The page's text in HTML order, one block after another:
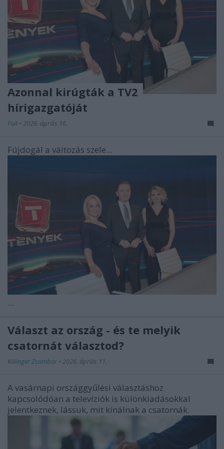
Azonnal kirúgták a TV2
hírigazgatóját
FoA • 2026. április 16.
Fújdogál a változás szele...
...
Választ az ország - és te melyik
csatornát választod?
Kólinger Zsombor • 2026. április 11.
A vasárnapi országgyűlési választáshoz
kapcsolódóan a televíziók is különkiadásokkal
jelentkeznek, lássuk, mit kínálnak a csatornák.